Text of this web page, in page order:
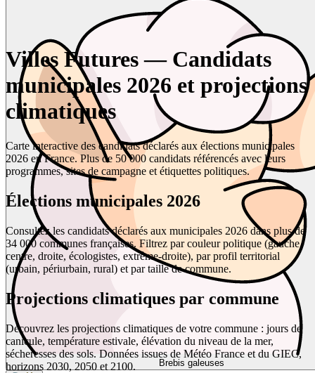
Brebis galeuses
Villes Futures — Candidats
municipales 2026 et projections
climatiques
Carte interactive des candidats déclarés aux élections municipales
2026 en France. Plus de 50 000 candidats référencés avec leurs
programmes, sites de campagne et étiquettes politiques.
Élections municipales 2026
Consultez les candidats déclarés aux municipales 2026 dans plus de
34 000 communes françaises. Filtrez par couleur politique (gauche,
centre, droite, écologistes, extrême-droite), par profil territorial
(urbain, périurbain, rural) et par taille de commune.
Projections climatiques par commune
Découvrez les projections climatiques de votre commune : jours de
canicule, température estivale, élévation du niveau de la mer,
sécheresses des sols. Données issues de Météo France et du GIEC,
horizons 2030, 2050 et 2100.